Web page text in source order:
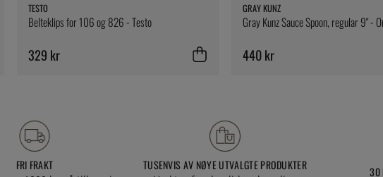
TESTO
Belteklips for 106 og 826 - Testo
329 kr
GRAY KUNZ
Gray Kunz Sauce Spoon, regular 9" -
440 kr
FRI FRAKT TUSENVIS AV NØYE UTVALGTE PRODUKTER 30